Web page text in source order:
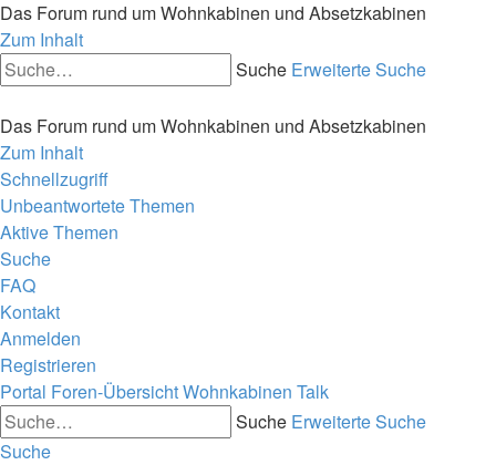
Das Forum rund um Wohnkabinen und Absetzkabinen
Zum Inhalt
Suche Erweiterte Suche
Das Forum rund um Wohnkabinen und Absetzkabinen
Zum Inhalt
Schnellzugriff
Unbeantwortete Themen
Aktive Themen
Suche
FAQ
Kontakt
Anmelden
Registrieren
Portal Foren-ÜbersichtWohnkabinen Talk
Suche Erweiterte Suche
Suche